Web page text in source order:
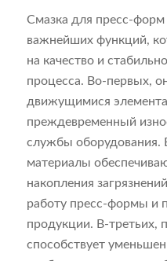
Смазка для пресс-форм
важнейших функций,
на качество и
процесса. Во-первых,
движущимися
преждевременный
службы оборудования.
материалы
накопления
работу пресс-формы и
продукции. В-третьих,
способствует